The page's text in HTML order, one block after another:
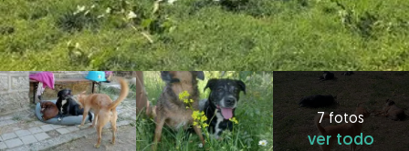
7 fotos
ver todo